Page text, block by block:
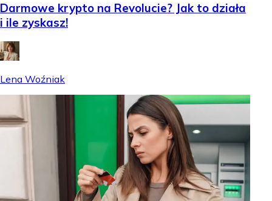
Darmowe krypto na Revolucie? Jak to działa
i ile zyskasz!
Lena Woźniak